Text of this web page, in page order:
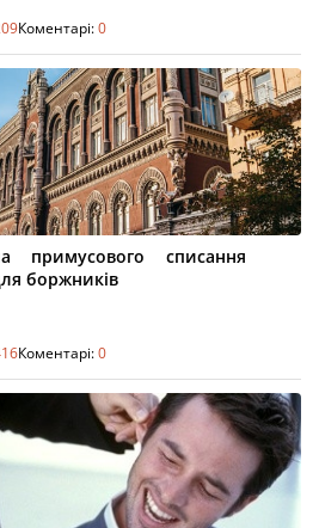
Коментарі:0
примусового списання
боржників
Коментарі:0